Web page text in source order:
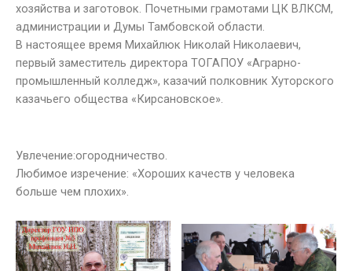
хозяйства и заготовок. Почетными грамотами ЦК ВЛКСМ,
администрации и Думы Тамбовской области.
В настоящее время Михайлюк Николай Николаевич,
первый заместитель директора ТОГАПОУ «Аграрно-
промышленный колледж», казачий полковник Хуторского
казачьего общества «Кирсановское».
Увлечение:огородничество.
Любимое изречение: «Хороших качеств у человека
больше чем плохих».